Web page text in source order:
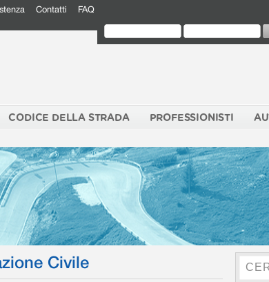
Contatti FAQ
CODICE DELLA STRADA PROFESSIONISTI
Civile